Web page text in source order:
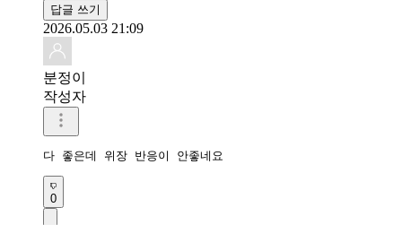
답글 쓰기
2026.05.03 21:09
분정이
작성자
다 좋은데 위장 반응이 안좋네요
0